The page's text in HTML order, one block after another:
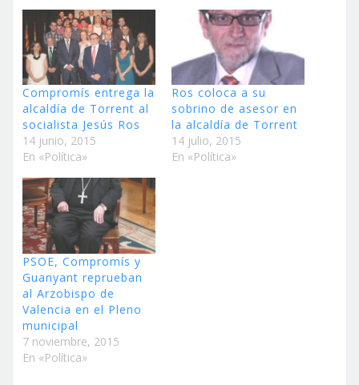
Compromís entrega la
alcaldía de Torrent al
socialista Jesús Ros
14 junio, 2015
En «Política»
Ros coloca a su
sobrino de asesor en
la alcaldía de Torrent
14 julio, 2015
En «Política»
PSOE, Compromís y
Guanyant reprueban
al Arzobispo de
Valencia en el Pleno
municipal
7 noviembre, 2015
En «Política»